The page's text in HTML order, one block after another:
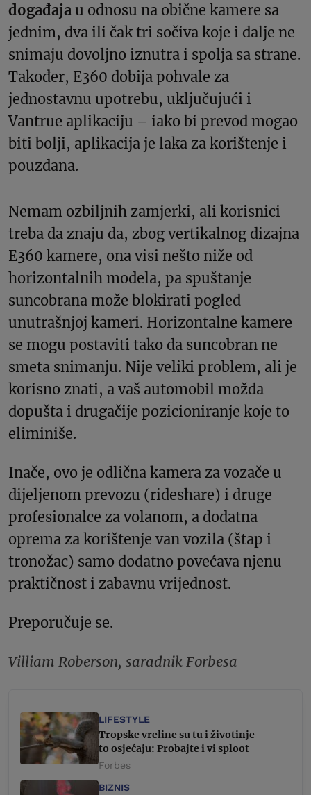
događaja u odnosu na obične kamere sa
jednim, dva ili čak tri sočiva koje i dalje ne
snimaju dovoljno iznutra i spolja sa strane.
Također, E360 dobija pohvale za
jednostavnu upotrebu, uključujući i
Vantrue aplikaciju – iako bi prevod mogao
biti bolji, aplikacija je laka za korištenje i
pouzdana.
Nemam ozbiljnih zamjerki, ali korisnici
treba da znaju da, zbog vertikalnog dizajna
E360 kamere, ona visi nešto niže od
horizontalnih modela, pa spuštanje
suncobrana može blokirati pogled
unutrašnjoj kameri. Horizontalne kamere
se mogu postaviti tako da suncobran ne
smeta snimanju. Nije veliki problem, ali je
korisno znati, a vaš automobil možda
dopušta i drugačije pozicioniranje koje to
eliminiše.
Inače, ovo je odlična kamera za vozače u
dijeljenom prevozu (rideshare) i druge
profesionalce za volanom, a dodatna
oprema za korištenje van vozila (štap i
tronožac) samo dodatno povećava njenu
praktičnost i zabavnu vrijednost.
Preporučuje se.
Villiam Roberson, saradnik Forbesa
LIFESTYLE
Tropske vreline su tu i životinje
to osjećaju: Probajte i vi sploot
Forbes
BIZNIS